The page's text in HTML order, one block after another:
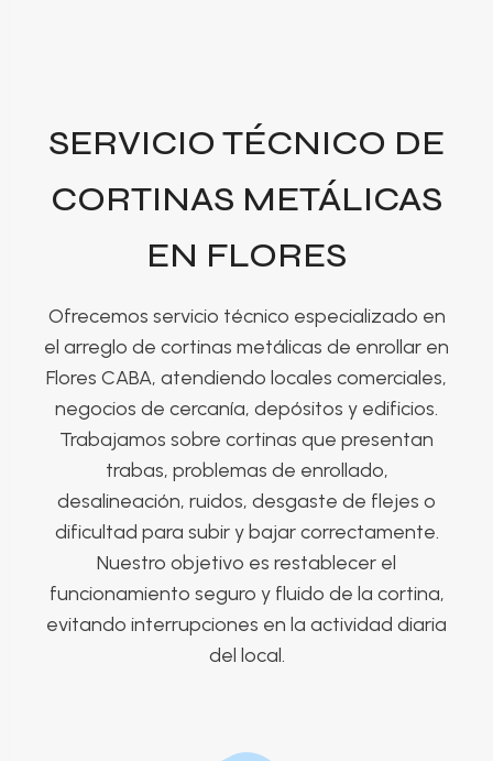
SERVICIO TÉCNICO DE
CORTINAS METÁLICAS
EN FLORES
Ofrecemos servicio técnico especializado en
el arreglo de cortinas metálicas de enrollar en
Flores CABA, atendiendo locales comerciales,
negocios de cercanía, depósitos y edificios.
Trabajamos sobre cortinas que presentan
trabas, problemas de enrollado,
desalineación, ruidos, desgaste de flejes o
dificultad para subir y bajar correctamente.
Nuestro objetivo es restablecer el
funcionamiento seguro y fluido de la cortina,
evitando interrupciones en la actividad diaria
del local.